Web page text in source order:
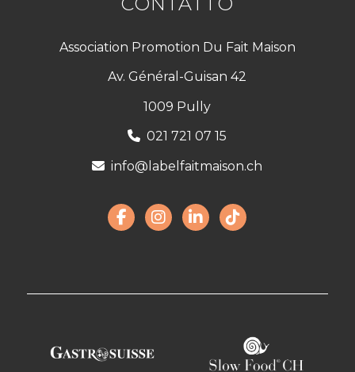
Association Promotion Du Fait Maison
Av. Général-Guisan 42
1009 Pully
021 721 07 15
info@labelfaitmaison.ch